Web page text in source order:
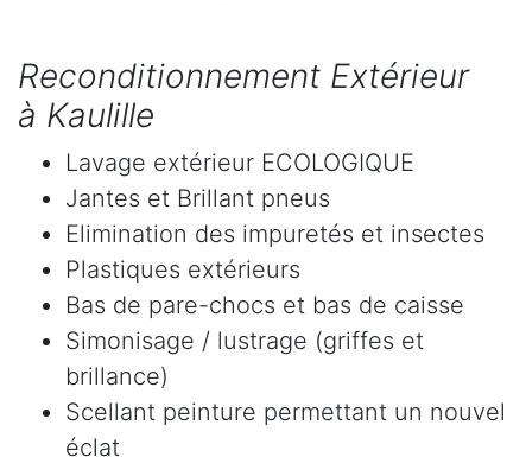
Reconditionnement Extérieur
à Kaulille
Lavage extérieur ECOLOGIQUE
Jantes et Brillant pneus
Elimination des impuretés et insectes
Plastiques extérieurs
Bas de pare-chocs et bas de caisse
Simonisage / lustrage (griffes et
brillance)
Scellant peinture permettant un nouvel
éclat